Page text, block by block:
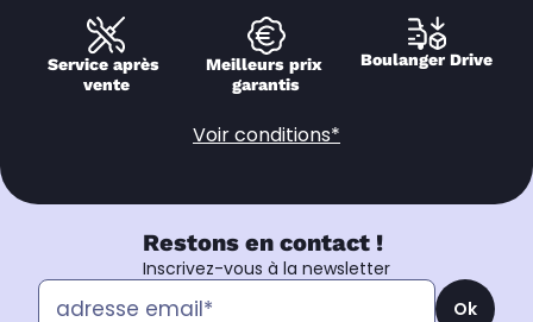
Service après
vente
Meilleurs prix
garantis
Boulanger Drive
Voir conditions*
Restons en contact !
Inscrivez-vous à la newsletter
Ok